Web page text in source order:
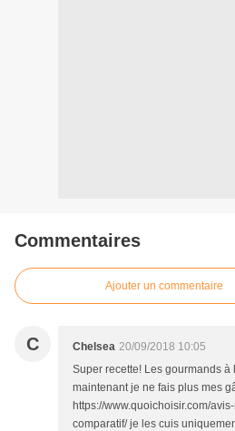
Commentaires
Ajouter un commentaire
C Chelsea 20/09/2018 10:05
Super recette! Les gourmands à
maintenant je ne fais plus mes
https://www.quoichoisir.com/
comparatif/ je les cuis